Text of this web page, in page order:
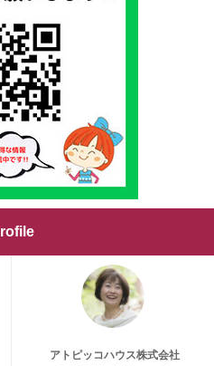
アトピッコハウス株式会社